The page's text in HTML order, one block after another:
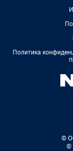
Политика
©
©